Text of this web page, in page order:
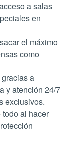
a salas
en
el máximo
como
gracias a
y atención 24/7
exclusivos.
todo al hacer